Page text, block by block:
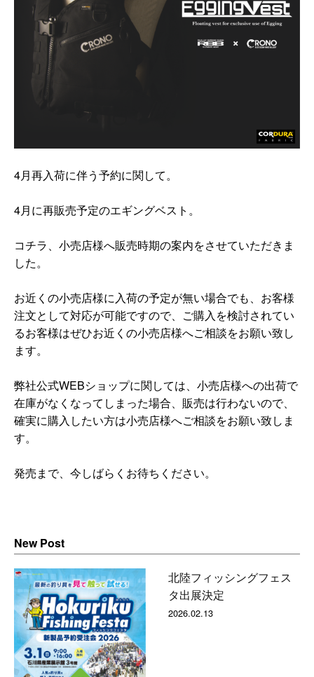
4月再入荷に伴う予約に関して。
4月に再販売予定のエギングベスト。
コチラ、小売店様へ販売時期の案内をさせていただきま
した。
お近くの小売店様に入荷の予定が無い場合でも、お客様
注文として対応が可能ですので、ご購入を検討されてい
るお客様はぜひお近くの小売店様へご相談をお願い致し
ます。
弊社公式WEBショップに関しては、小売店様への出荷で
在庫がなくなってしまった場合、販売は行わないので、
確実に購入したい方は小売店様へご相談をお願い致しま
す。
発売まで、今しばらくお待ちください。
New Post
北陸フィッシングフェス
タ出展決定
2026.02.13